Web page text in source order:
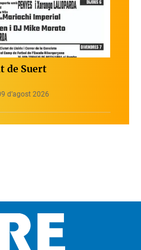
de Suert
d’agost 2026